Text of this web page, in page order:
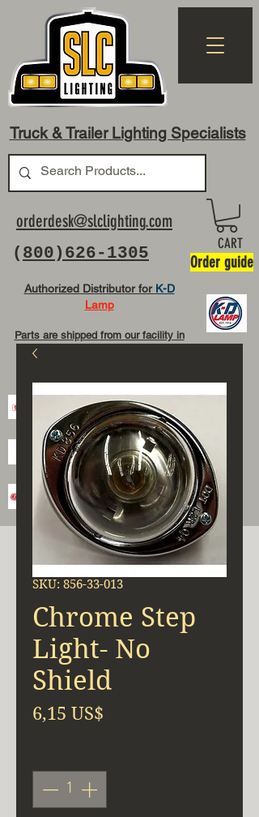
Truck & Trailer Lighting Specialists
( 800)626-1305
orderdesk@slclighting.com
Authorized Distributor for K-D
Lamp
Parts are shipped from our facility in
CART
Order guide
SKU: 856-33-013
Chrome Step
Light- No
Shield
6,15 US$